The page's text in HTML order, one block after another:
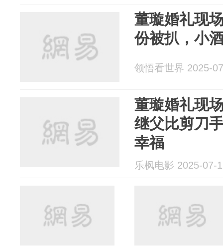
董璇婚礼现
份被扒，小
领悟看世界 2025-
董璇婚礼现
继父比剪刀
幸福
乐枫电影 2025-07-